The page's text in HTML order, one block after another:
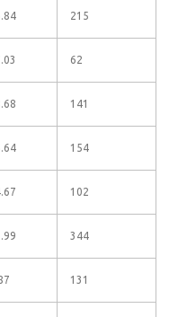
215
62
141
154
102
344
131